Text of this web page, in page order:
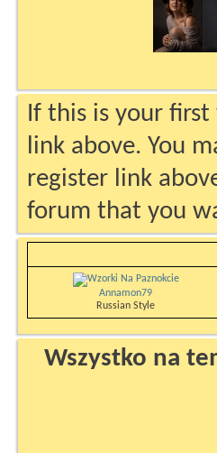
If this is your
link above. You
register link
forum that you
Annamon79
Russian Style
Wszystko na